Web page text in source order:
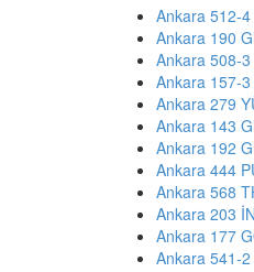
Ankara 512-
Ankara 190
Ankara 508-
Ankara 157-
Ankara 279
Ankara 143
Ankara 192
Ankara 444
Ankara 568
Ankara 203
Ankara 177
Ankara 541-2